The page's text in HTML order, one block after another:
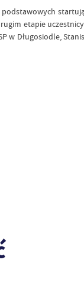
etapie
Długosiodle,